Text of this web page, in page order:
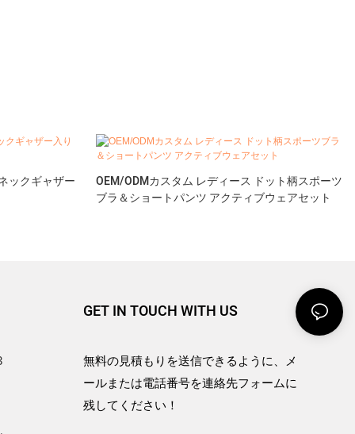
ックギャザー
OEM/ODMカスタム レディース ドット柄スポーツ
ブラ＆ショートパンツ アクティブウェアセット
GET IN TOUCH WITH US
無料の見積もりを送信できるように、メ
ールまたは電話番号を連絡先フォームに
残してください！